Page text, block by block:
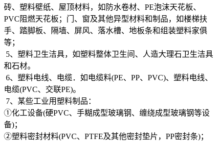
砖、塑料壁纸、屋顶材料，如防水卷材、PE泡沫天花板、
PVC阻燃天花板；门、窗及其他异型材料和制品，如楼梯扶
手、踏脚板、隔墙、屏风、落水槽、地板条和组装塑料家俱
等；
5、塑料卫生洁具，如塑料整体卫生间、人造大理石卫生洁具
和石材。
6、塑料电线、电缆．如电缆料(PE、PP、PVC)、塑料电线、
电缆(PVC、交联PE)。
7、某些工业用塑料制品：
①化工设备(硬PVC、手糊成型玻璃钢、缠绕成型玻璃钢等设
备)；
②塑料密封材料(PVC、PTFE及其他密封垫片，PP密封条)；